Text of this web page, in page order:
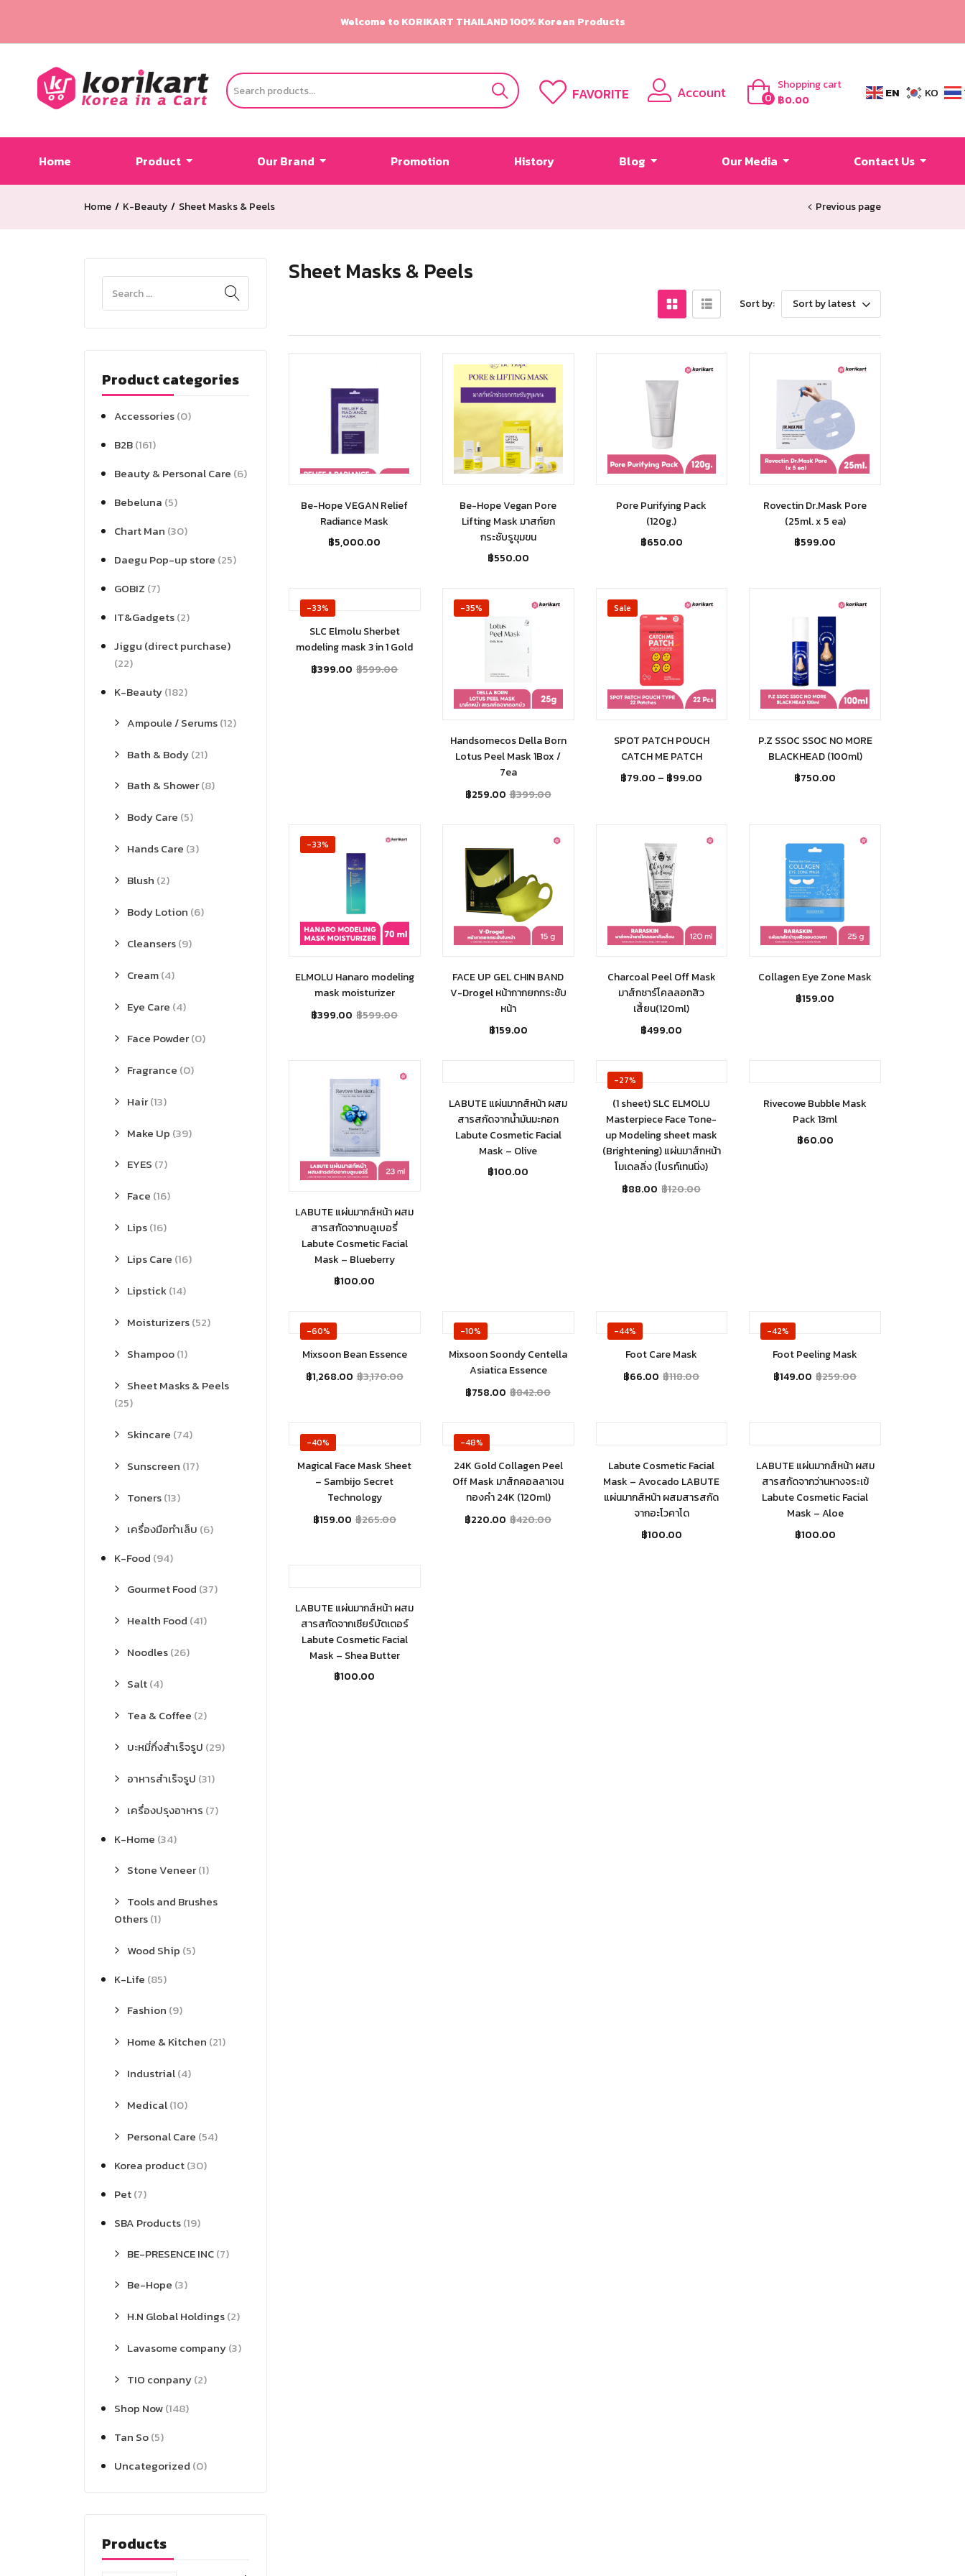
Welcome to KORIKART THAILAND 100% Korean Products
FAVORITE Account 0
Shopping cart
฿0.00 EN KO
Home Product Our Brand Promotion History Blog Our Media Contact Us
Home K-Beauty Sheet Masks & Peels Previous page
Product categories
Accessories(0)
B2B(161)
Beauty & Personal Care (6)
Bebeluna (5)
Chart Man (30)
Daegu Pop-up store (25)
GOBIZ (7)
IT&Gadgets(2)
Jiggu (direct purchase)
(22)
K-Beauty(182)
Ampoule / Serums(12)
Bath & Body(21)
Bath & Shower(8)
Body Care (5)
Hands Care (3)
Blush (2)
Body Lotion (6)
Cleansers(9)
Cream(4)
Eye Care (4)
Face Powder(0)
Fragrance (0)
Hair(13)
Make Up (39)
EYES (7)
Face (16)
Lips(16)
Lips Care (16)
Lipstick(14)
Moisturizers(52)
Shampoo(1)
Sheet Masks & Peels
(25)
Skincare (74)
Sunscreen (17)
Toners(13)
เครื่องมือทำเล็บ (6)
K-Food (94)
Gourmet Food (37)
Health Food (41)
Noodles(26)
Salt(4)
Tea & Coffee (2)
บะหมี่กึ่งสำเร็จรูป (29)
อาหารสำเร็จรูป (31)
เครื่องปรุงอาหาร (7)
K-Home (34)
Stone Veneer(1)
Tools and Brushes
Others(1)
Wood Ship (5)
K-Life (85)
Fashion (9)
Home & Kitchen (21)
Industrial(4)
Medical(10)
Personal Care (54)
Korea product(30)
Pet(7)
SBA Products(19)
BE-PRESENCE INC(7)
Be-Hope (3)
H.N Global Holdings(2)
Lavasome company(3)
TIO conpany(2)
Shop Now(148)
Tan So(5)
Uncategorized (0)
Products
Sheet Masks & Peels
Sort by: Sort by latest
Be-Hope VEGAN Relief
Radiance Mask
฿5,000.00
Be-Hope Vegan Pore
Lifting Mask มาสก์ยก
กระชับรูขุมขน
฿550.00
Pore Purifying Pack
(120g.)
฿650.00
Rovectin Dr.Mask Pore
(25ml. x 5 ea)
฿599.00
-33%
SLC Elmolu Sherbet
modeling mask 3 in 1 Gold
฿399.00 ฿599.00
-35%
Handsomecos Della Born
Lotus Peel Mask 1Box /
7ea
฿259.00 ฿399.00
Sale
SPOT PATCH POUCH
CATCH ME PATCH
฿79.00 – ฿99.00
P.Z SSOC SSOC NO MORE
BLACKHEAD (100ml)
฿750.00
-33%
ELMOLU Hanaro modeling
mask moisturizer
฿399.00 ฿599.00
FACE UP GEL CHIN BAND
V-Drogel หน้ากากยกกระชับ
หน้า
฿159.00
Charcoal Peel Off Mask
มาส์กชาร์โคลลอกสิว
เสี้ยน(120ml)
฿499.00
Collagen Eye Zone Mask
฿159.00
LABUTE แผ่นมากส์หน้า ผสม
สารสกัดจากบลูเบอรี่
Labute Cosmetic Facial
Mask – Blueberry
฿100.00
LABUTE แผ่นมากส์หน้า ผสม
สารสกัดจากน้ำมันมะกอก
Labute Cosmetic Facial
Mask – Olive
฿100.00
Out of stock
-27%
(1 sheet) SLC ELMOLU
Masterpiece Face Tone-
up Modeling sheet mask
(Brightening) แผ่นมาส์กหน้า
โมเดลลิ่ง (ไบรท์เทนนิ่ง)
฿88.00 ฿120.00
Rivecowe Bubble Mask
Pack 13ml
฿60.00
Out of stock
-60%
Mixsoon Bean Essence
฿1,268.00 ฿3,170.00
Out of stock
-10%
Mixsoon Soondy Centella
Asiatica Essence
฿758.00 ฿842.00
Out of stock
-44%
Foot Care Mask
฿66.00 ฿118.00
Out of stock
-42%
Foot Peeling Mask
฿149.00 ฿259.00
Out of stock
-40%
Magical Face Mask Sheet
– Sambijo Secret
Technology
฿159.00 ฿265.00
Out of stock
-48%
24K Gold Collagen Peel
Off Mask มาส์กคอลลาเจน
ทองคำ 24K (120ml)
฿220.00 ฿420.00
Labute Cosmetic Facial
Mask – Avocado LABUTE
แผ่นมากส์หน้า ผสมสารสกัด
จากอะโวคาโด
฿100.00
LABUTE แผ่นมากส์หน้า ผสม
สารสกัดจากว่านหางจระเข้
Labute Cosmetic Facial
Mask – Aloe
฿100.00
LABUTE แผ่นมากส์หน้า ผสม
สารสกัดจากเชียร์บัตเตอร์
Labute Cosmetic Facial
Mask – Shea Butter
฿100.00